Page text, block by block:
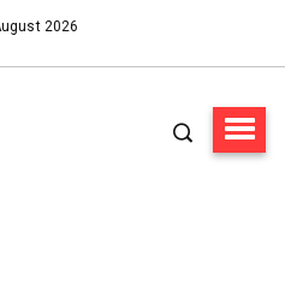
2026